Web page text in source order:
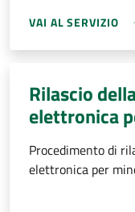
VAI AL SERVIZIO
Rilascio
elettronica
Procedimento di
elettronica per